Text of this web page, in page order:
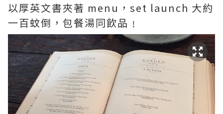
以厚英文書夾著 menu，set launch 大約
一百蚊倒，包餐湯同飲品﹗